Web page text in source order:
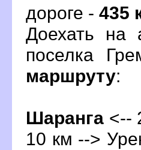
дороге - 435
Доехать на
поселка
маршруту:
Шаранга <--
10 км -->